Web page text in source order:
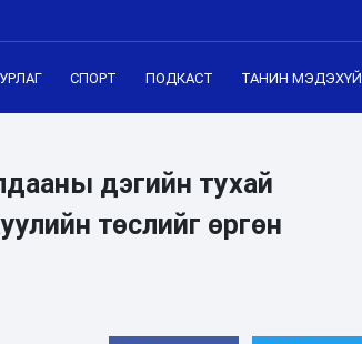
СПОРТ ПОДКАСТ ТАНИН МЭДЭХҮЙ
дэгийн тухай
төслийг өргөн